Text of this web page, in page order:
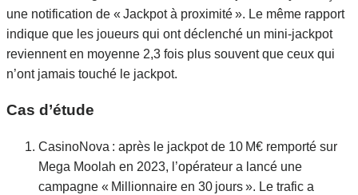
une notification de « Jackpot à proximité ». Le même rapport
indique que les joueurs qui ont déclenché un mini‑jackpot
reviennent en moyenne 2,3 fois plus souvent que ceux qui
n’ont jamais touché le jackpot.
Cas d’étude
CasinoNova : après le jackpot de 10 M€ remporté sur
Mega Moolah en 2023, l’opérateur a lancé une
campagne « Millionnaire en 30 jours ». Le trafic a